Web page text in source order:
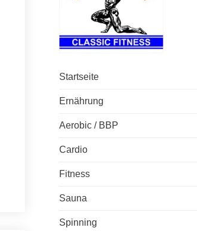
Startseite
Ernährung
Aerobic / BBP
Cardio
Fitness
Sauna
Spinning